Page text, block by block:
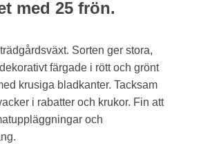
med 25 frön.
Sorten ger stora,
färgade i rött och grönt
krusiga bladkanter. Tacksam
i rabatter och krukor. Fin att
och